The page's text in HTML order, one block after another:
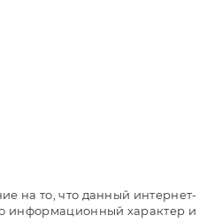
на то, что данный интернет-
информационный характер и